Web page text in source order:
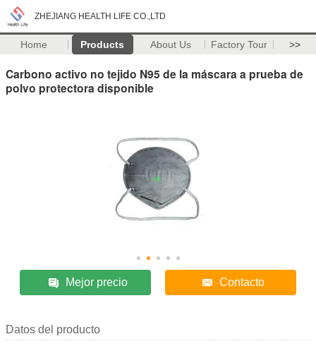
ZHEJIANG HEALTH LIFE CO.,LTD
Home Products About Us Factory Tour >>
Carbono activo no tejido N95 de la máscara a prueba de
polvo protectora disponible
Mejor precio Contacto
Datos del producto